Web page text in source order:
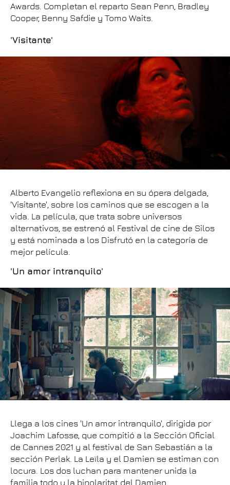
Awards. Completan el reparto Sean Penn, Bradley
Cooper, Benny Safdie y Tomo Waits.
'Visitante'
Alberto Evangelio reflexiona en su ópera delgada,
'Visitante', sobre los caminos que se escogen a la
vida. La película, que trata sobre universos
alternativos, se estrenó al Festival de cine de Silos
y está nominada a los Disfrutó en la categoría de
mejor película.
'Un amor intranquilo'
Llega a los cines 'Un amor intranquilo', dirigida por
Joachim Lafosse, que compitió a la Sección Oficial
de Cannes 2021 y al festival de San Sebastián a la
sección Perlak. La Leïla y el Damien se estiman con
locura. Los dos luchan para mantener unida la
familia todo y la bipolaritat del Damien.